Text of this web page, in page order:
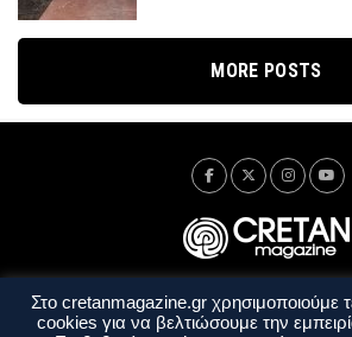
MORE POSTS
Ταυτότητα Πολιτική Απορρήτου
Όροι και Προϋποθέσεις
Στο cretanmagazine.gr χρησιμοποιούμε
cookies για να βελτιώσουμε την